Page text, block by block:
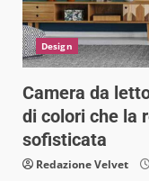
Design
Camera da
di colori che la
sofisticata
Redazione Velvet